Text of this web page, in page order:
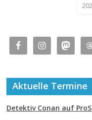
Aktuelle Termine
Detektiv Conan auf